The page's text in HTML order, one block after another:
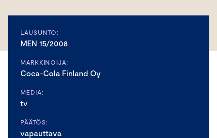
LAUSUNTO:
MEN 15/2008
MARKKINOIJA:
Coca-Cola Finland Oy
MEDIA:
tv
PÄÄTÖS:
vapauttava